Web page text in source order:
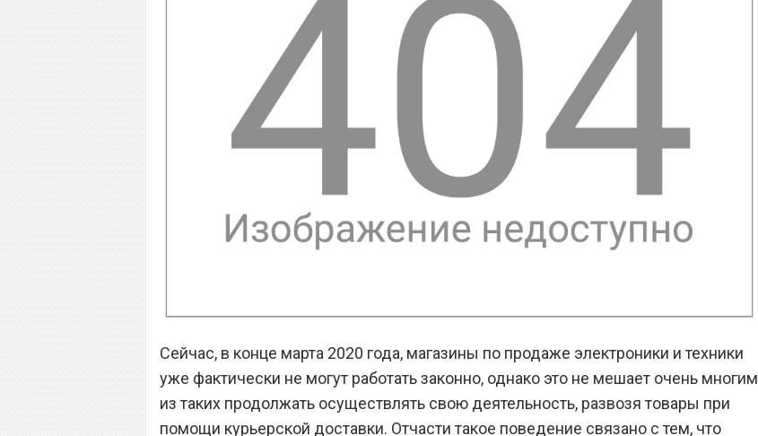
Сейчас, в конце марта 2020 года, магазины по продаже электроники и техники
уже фактически не могут работать законно, однако это не мешает очень многим
из таких продолжать осуществлять свою деятельность, развозя товары при
помощи курьерской доставки. Отчасти такое поведение связано с тем, что